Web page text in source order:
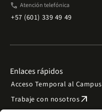
phone Atención telefónica
+57 (601) 339 49 49
Enlaces rápidos
Acceso Temporal al Campus
Trabaje con nosotrosarrow_outward